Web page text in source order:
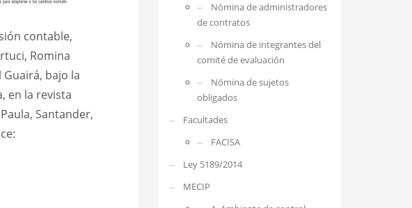
contable,
Romina
bajo la
en la revista
Santander,
Nómina de administradores
de contratos
Nómina de integrantes del
comité de evaluación
Nómina de sujetos
obligados
Facultades
FACISA
Ley 5189/2014
MECIP